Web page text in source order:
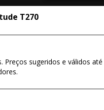
T270
Preços sugeridos e válidos até